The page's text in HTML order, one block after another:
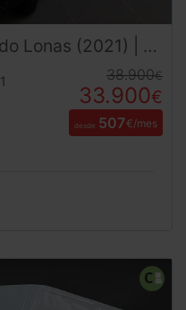
Extra y Doble Rueda | DESDE 512 € al mes
38.900€
33.900€
desde 507€/mes